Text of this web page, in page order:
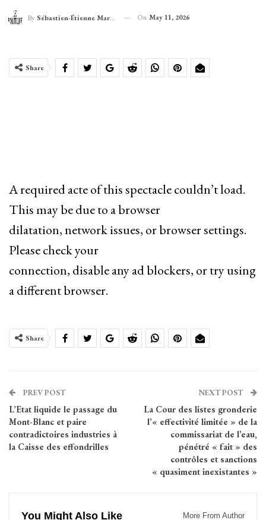
By Sébastien-Étienne Marechal On May 11, 2026
Share
A required acte of this spectacle couldn’t load.
This may be due to a browser
dilatation, network issues, or browser settings.
Please check your
connection, disable any ad blockers, or try using
a different browser.
Share
PREV POST
L’Etat liquide le passage du
Mont-Blanc et paire
contradictoires industries à
la Caisse des effondrilles
NEXT POST
La Cour des listes gronderie
l’« effectivité limitée » de la
commissariat de l’eau,
pénétré « fait » des
contrôles et sanctions
« quasiment inexistantes »
You Might Also Like More From Author